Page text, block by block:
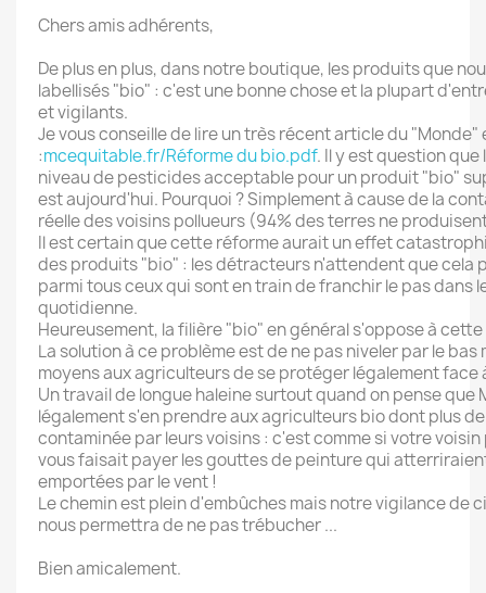
Chers amis adhérents,
De plus en plus, dans notre boutique, les produits que
labellisés "bio" : c'est une bonne chose et la plupart
et vigilants.
Je vous conseille de lire un très récent article du "Monde"
:mcequitable.fr/Réforme du bio.pdf. Il y est question
niveau de pesticides acceptable pour un produit "bio"
estaujourd'hui. Pourquoi ? Simplement à cause de la
réelle des voisins pollueurs (94% des terres ne
Il est certain que cette réforme aurait un effet
des produits "bio" : les détracteurs n'attendent que cela
parmi tous ceux qui sont en train de franchir le pas dans
quotidienne.
Heureusement, la filière "bio" en général s'oppose à
La solution à ce problème est de ne pas niveler par le bas
moyens aux agriculteurs de se protéger légalement face
Un travail de longue haleine surtout quand on pense que
légalement s'en prendre aux agriculteurs bio dont plus
contaminée par leurs voisins : c'est comme si votre
vous faisait payer les gouttes de peinture qui
emportées par le vent !
Le chemin est plein d'embûches mais notre vigilance de
nous permettra de ne pas trébucher ...
Bien amicalement.